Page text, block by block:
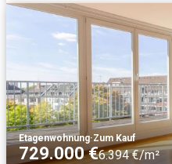
Etagenwohnung·Zum Kauf
729.000 €6.394 €/m²